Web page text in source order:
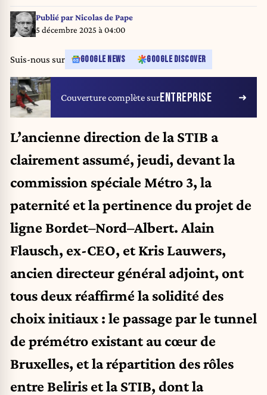
highlights the distinctive blue ‘M’ symbol and conveys a slightly gloomy,
urban mood, typical of late hours in underground transport hubs. The
image reflects public mobility, city infrastructure, and the atmospheric
evenings. Belgium 30 OCT 2025 Photo Werner Lerooy
Publié parNicolas de Pape
5 décembre 2025 à 04:00
Suis-nous sur GOOGLE NEWS GOOGLE DISCOVER
Couverture complète surENTREPRISE
L’ancienne direction de la STIB a
clairement assumé, jeudi, devant la
commission spéciale Métro 3, la
paternité et la pertinence du projet de
ligne Bordet–Nord–Albert. Alain
Flausch, ex-CEO, et Kris Lauwers,
ancien directeur général adjoint, ont
tous deux réaffirmé la solidité des
choix initiaux : le passage par le tunnel
de prémétro existant au cœur de
Bruxelles, et la répartition des rôles
entre Beliris et la STIB, dont la